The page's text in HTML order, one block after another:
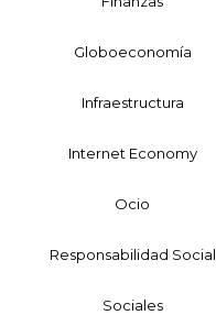
Globoeconomía
Infraestructura
Internet Economy
Ocio
Responsabilidad Social
Sociales